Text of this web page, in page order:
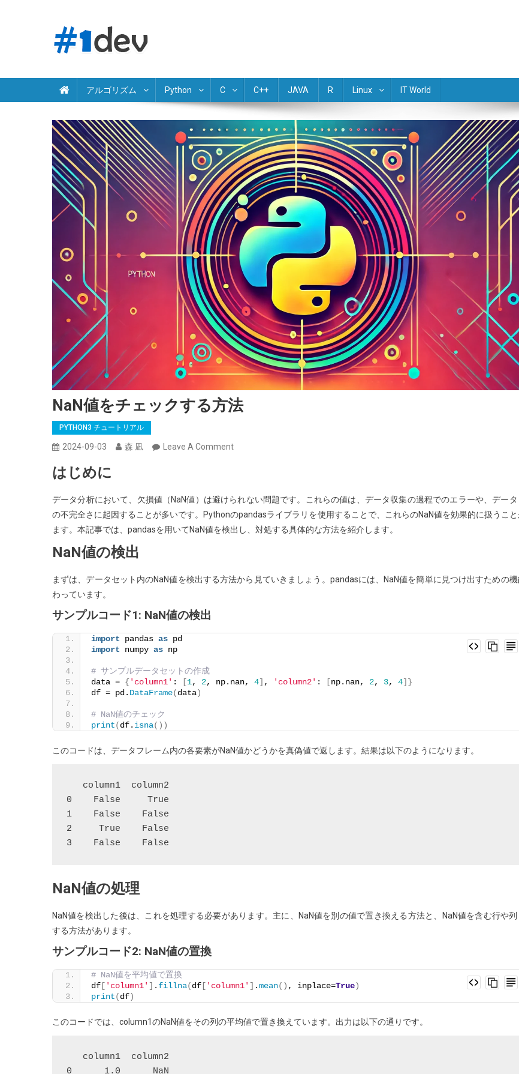
アルゴリズム Python C C++ JAVA R Linux IT World
NaN値をチェックする方法
PYTHON3 チュートリアル
2024-09-03 森 凪 Leave A CommentOn
チ
ェ
ッ
る
はじめに
データ分析において、欠損値（NaN値）は避けられない問題です。これらの値は、データ収集の過程でのエラーや、データ
の不完全さに起因することが多いです。Pythonのpandasライブラリを使用することで、これらのNaN値を効果的に扱うこと
ます。本記事では、pandasを用いてNaN値を検出し、対処する具体的な方法を紹介します。
NaN値の検出
まずは、データセット内のNaN値を検出する方法から見ていきましょう。pandasには、NaN値を簡単に見つけ出すための
わっています。
サンプルコード1: NaN値の検出
import pandas as pd
import numpy as np
# サンプルデータセットの作成
data = {'column1' : [1, 2, np.nan, 4] , 'column2' : [np.nan, 2, 3, 4]}
df = pd. DataFrame(data)
# NaN値のチェック
print(df. isna())
このコードは、データフレーム内の各要素がNaN値かどうかを真偽値で返します。結果は以下のようになります。
   column1  column2
0    False     True
1    False    False
2     True    False
NaN値の処理
NaN値を検出した後は、これを処理する必要があります。主に、NaN値を別の値で置き換える方法と、NaN値を含む行や
する方法があります。
サンプルコード2: NaN値の置換
# NaN値を平均値で置換
df [ 'column1' ] . fillna(df [ 'column1' ] .mean() , inplace=True)
print(df)
このコードでは、column1のNaN値をその列の平均値で置き換えています。出力は以下の通りです。
   column1  column2
0      1.0      NaN